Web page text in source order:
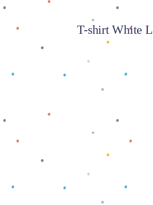
T-shirt White L
Baca selengkapnya